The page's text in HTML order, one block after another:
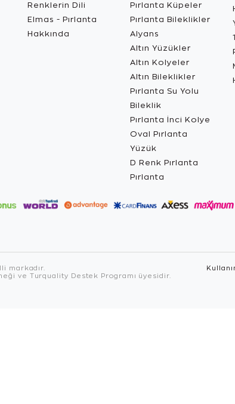
Renklerin Dili
Elmas - Pırlanta
Hakkında
Pırlanta Küpeler
Pırlanta Bileklikler
Alyans
Altın Yüzükler
Altın Kolyeler
Altın Bileklikler
Pırlanta Su Yolu
Bileklik
Pırlanta İnci Kolye
Oval Pırlanta
Yüzük
D Renk Pırlanta
Pırlanta
markadır.
ve Turquality Destek Programı üyesidir.